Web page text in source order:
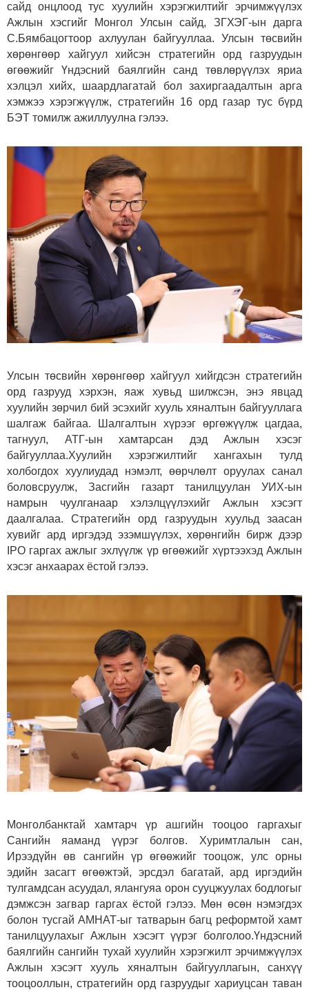
сайд онцлоод тус хуулийн хэрэгжилтийг эрчимжүүлэх
Ажлын хэсгийг Монгол Улсын сайд, ЗГХЭГ-ын дарга
С.Бямбацогтоор ахлуулан байгууллаа. Улсын төсвийн
хөрөнгөөр хайгуул хийсэн стратегийн орд газруудын
өгөөжийг Үндэсний баялгийн санд төвлөрүүлэх яриа
хэлцэл хийх, шаардлагатай бол захиргаадалтын арга
хэмжээ хэрэгжүүлж, стратегийн 16 орд газар тус бүрд
БЭТ томилж ажиллуулна гэлээ.
Улсын төсвийн хөрөнгөөр хайгуул хийгдсэн стратегийн
орд газрууд хэрхэн, яаж хувьд шилжсэн, энэ явцад
хуулийн зөрчил бий эсэхийг хууль хяналтын байгууллага
шалгаж байгаа. Шалгалтын хүрээг өргөжүүлж цагдаа,
тагнуул, АТГ-ын хамтарсан дэд Ажлын хэсэг
байгууллаа.Хуулийн хэрэгжилтийг хангахын тулд
холбогдох хуулиудад нэмэлт, өөрчлөлт оруулах санал
боловсруулж, Засгийн газарт танилцуулан УИХ-ын
намрын чуулганаар хэлэлцүүлэхийг Ажлын хэсэгт
даалгалаа. Стратегийн орд газруудын хуульд заасан
хувийг ард иргэдэд эзэмшүүлэх, хөрөнгийн бирж дээр
IPO гаргах ажлыг эхлүүлж үр өгөөжийг хүртээхэд Ажлын
хэсэг анхаарах ёстой гэлээ.
Монголбанктай хамтарч үр ашгийн тооцоо гаргахыг
Сангийн яаманд үүрэг болгов. Хуримтлалын сан,
Ирээдүйн өв сангийн үр өгөөжийг тооцож, улс орны
эдийн засагт өгөөжтэй, эрсдэл багатай, ард иргэдийн
тулгамдсан асуудал, ялангуяа орон сууцжуулах бодлогыг
дэмжсэн загвар гаргах ёстой гэлээ. Мөн өсөн нэмэгдэх
болон тусгай АМНАТ-ыг татварын багц реформтой хамт
танилцуулахыг Ажлын хэсэгт үүрэг болголоо.Үндэсний
баялгийн сангийн тухай хуулийн хэрэгжилт эрчимжүүлэх
Ажлын хэсэгт хууль хяналтын байгууллагын, санхүү
тооцооллын, стратегийн орд газруудыг хариуцсан таван